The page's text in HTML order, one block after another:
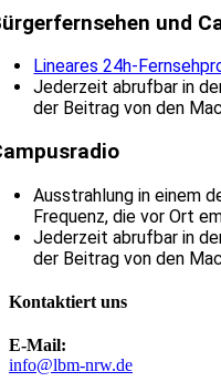
und
Lineares 24h-
Jederzeit abrufbar in
der Beitrag von den
Ausstrahlung in einem
Frequenz, die vor Ort
Jederzeit abrufbar in
der Beitrag von den
Kontaktiert uns
E-Mail:
info@lbm-nrw.de